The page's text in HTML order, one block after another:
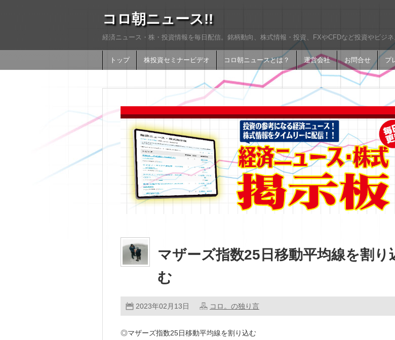
コロ朝ニュース!!
経済ニュース・株・投資情報を毎日配信。銘柄動向、株式情報・投資、FXやCFDなど投資やビジ
トップ 株投資セミナービデオ コロ朝ニュースとは？ 運営会社 お問合せ プ
マザーズ指数25日移動平均線を割り
む
2023年02月13日 コロ。の独り言
◎マザーズ指数25日移動平均線を割り込む